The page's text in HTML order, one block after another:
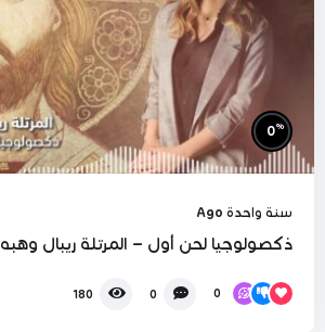
0%
سنة واحدة Ago
ذكصولوجيا لحن أول – المرتلة ريبال وهبه
0
0
180